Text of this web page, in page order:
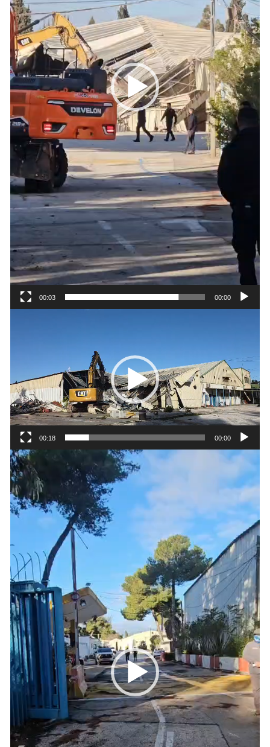
00:00
00:03
00:00
00:18
נגן
וידאו